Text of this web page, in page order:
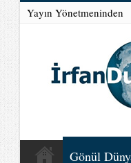
Yayın Yönetmeninden
Gönül